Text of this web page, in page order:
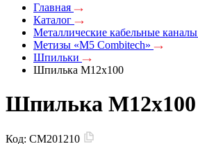
Главная
Каталог
Металлические кабельные каналы
Метизы «M5 Combitech»
Шпильки
Шпилька М12х100
Шпилька М12х100
Код: CM201210